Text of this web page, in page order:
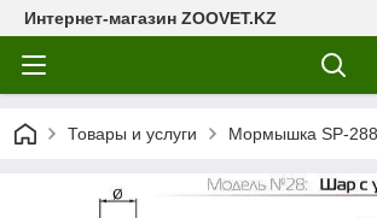
Интернет-магазин ZOOVET.KZ
Товары и услуги Мормышка SP-